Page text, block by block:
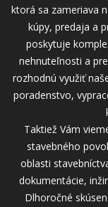
ktorá sa zameriava
kúpy, predaja a
poskytuje
nehnuteľnosti a
rozhodnú využiť
poradenstvo,
Taktiež Vám
stavebného
oblasti
dokumentácie,
Dlhoročné